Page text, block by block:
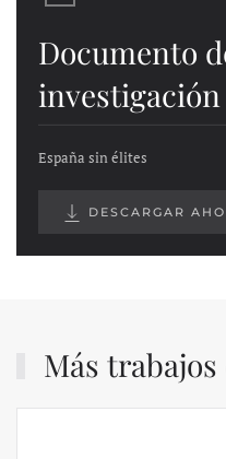
Documento
investigación
España sin élites
DESCARGAR
Más